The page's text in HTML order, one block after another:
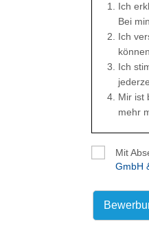
Ich
Bei
Ich
Ich
Mir ist
mehr
Mit
GmbH